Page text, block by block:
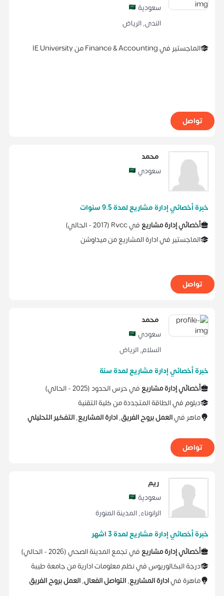
سعودية
الندى, الرياض
الماجستير فيFinance & AccountingمنIE University
تواصل
محمد
سعودي
خبرة أخصائي إدارة مشاريع لمدة 9.5 سنوات
أخصائي إدارة مشاريع فيRvcc
(
2017 - الحالي)
الماجستير فيادارة المشاريعمنميداوشن
تواصل
محمد
سعودي
السلام, الرياض
خبرة أخصائي إدارة مشاريع لمدة سنة
أخصائي إدارة مشاريع فيحرس الحدود(
2025 - الحالي)
دبلومفيالطاقة المتجددةمنكلية التقنية
ماهر فيالعمل بروح الفريق,ادارة المشاريع,التفكير التحليلي
تواصل
ريم
سعودية
الرانوناء, المدينة المنورة
خبرة أخصائي إدارة مشاريع لمدة 3 اشهر
أخصائي إدارة مشاريع فيتجمع المدينة الصحي(
2026 - الحالي)
درجة البكالوريوسفينظم معلومات اداريةمنجامعة طيبة
ماهرة فيادارة المشاريع,التواصل الفعال,العمل بروح الفريق